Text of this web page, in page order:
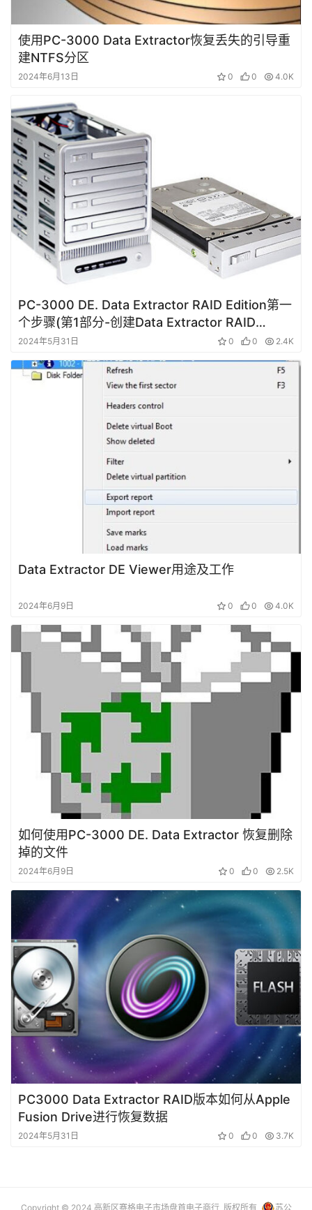
使用PC-3000 Data Extractor恢复丢失的引导重
建NTFS分区
2024年6月13日 0 0 4.0K
PC-3000 DE. Data Extractor RAID Edition第一
个步骤(第1部分-创建Data Extractor RAID
Edition任务)
2024年5月31日 0 0 2.4K
Data Extractor DE Viewer用途及工作
2024年6月9日 0 0 4.0K
如何使用PC-3000 DE. Data Extractor 恢复删除
掉的文件
2024年6月9日 0 0 2.5K
PC3000 Data Extractor RAID版本如何从Apple
Fusion Drive进行恢复数据
2024年5月31日 0 0 3.7K
Copyright © 2024 高新区赛格电子市场盘首电子商行 版权所有 苏公